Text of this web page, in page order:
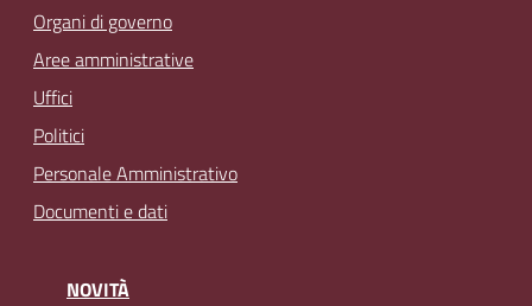
n
e
Tutti
gli
argomenti...
Organi di governo
Aree amministrative
Uffici
Politici
Personale Amministrativo
Documenti e dati
NOVITÀ